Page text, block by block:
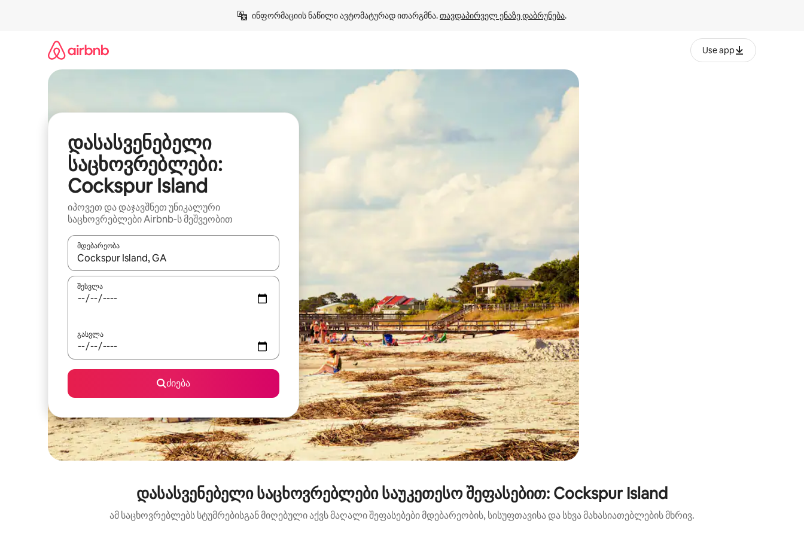
ინფორმაციის ნაწილი ავტომატურად ითარგმნა. თავდაპირველ ენაზე დაბრუნება.
Use app
დასასვენებელი
საცხოვრებლები:
Cockspur Island
იპოვეთ და დაჯავშნეთ უნიკალური
საცხოვრებლები Airbnb-ს მეშვეობით
მდებარეობა
როცა შედეგები ხელმისაწვდომი გახდება, ნავიგაციისთვის გამოიყენეთ კლავიშები ზემოთ/ქვემოთ მიმართული ისრებით ან შეხებისა თუ თითის გასმის ჟესტები.
შესვლა
გასვლა
ძიება
დასასვენებელი საცხოვრებლები საუკეთესო შეფასებით: Cockspur Island
ამ საცხოვრებლებს სტუმრებისგან მიღებული აქვს მაღალი შეფასებები მდებარეობის, სისუფთავისა და სხვა მახასიათებლების მხრივ.